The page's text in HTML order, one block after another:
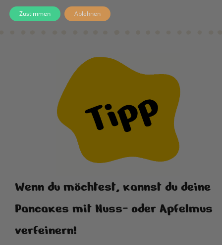
Wenn du möchtest, kannst du deine
Pancakes mit Nuss- oder Apfelmus
verfeinern!
Zustimmen Ablehnen